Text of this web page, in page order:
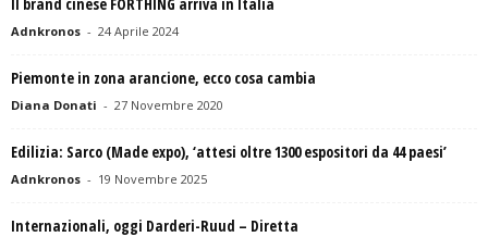
Adnkronos - 24 Aprile 2024
Piemonte in zona arancione, ecco cosa cambia
Diana Donati - 27 Novembre 2020
Edilizia: Sarco (Made expo), ‘attesi oltre 1300 espositori da 44 paesi’
Adnkronos - 19 Novembre 2025
Internazionali, oggi Darderi-Ruud – Diretta